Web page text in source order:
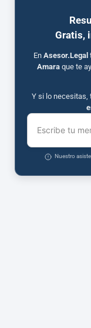
Gratis,
En Asesor.Legal
Amaraque te
Y si lo necesitas,
Escribe tu
Nuestro